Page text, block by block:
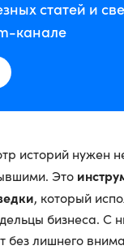
статей и
канале
историй нужен
Это
, который
бизнеса. С
без лишнего